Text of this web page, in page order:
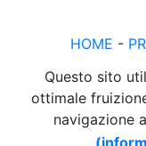
HOME -
Questo sito
ottimale
navigazione